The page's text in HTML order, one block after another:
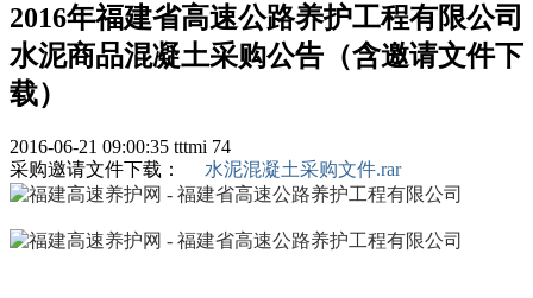
2016年福建省高速公路养护工程有限公司
水泥商品混凝土采购公告（含邀请文件下
载）
2016-06-21 09:00:35 tttmi 74
采购邀请文件下载：
水泥混凝土采购文件.rar